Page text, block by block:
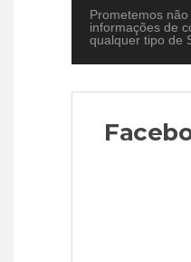
Prometemos
informações de
qualquer tipo de